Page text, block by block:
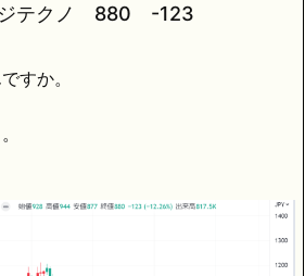
テクノ 880 -123
すか。